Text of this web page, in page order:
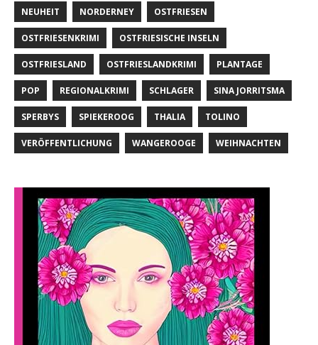
NEUHEIT NORDERNEY OSTFRIESEN
OSTFRIESENKRIMI OSTFRIESISCHE INSELN
OSTFRIESLAND OSTFRIESLANDKRIMI PLANTAGE
POP REGIONALKRIMI SCHLAGER SINA JORRITSMA
SPERBYS SPIEKEROOG THALIA TOLINO
VERÖFFENTLICHUNG WANGEROOGE WEIHNACHTEN